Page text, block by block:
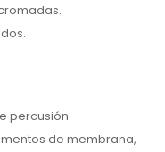
percusión
de membrana,